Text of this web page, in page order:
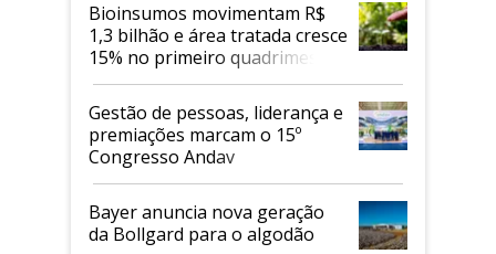
Bioinsumos movimentam R$
1,3 bilhão e área tratada cresce
15% no primeiro quadrimestre
de 2026
Gestão de pessoas, liderança e
premiações marcam o 15º
Congresso Andav
Bayer anuncia nova geração
da Bollgard para o algodão